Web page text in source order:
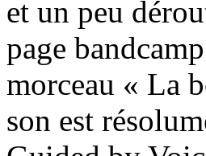
et un peu
page
morceau « La
son est